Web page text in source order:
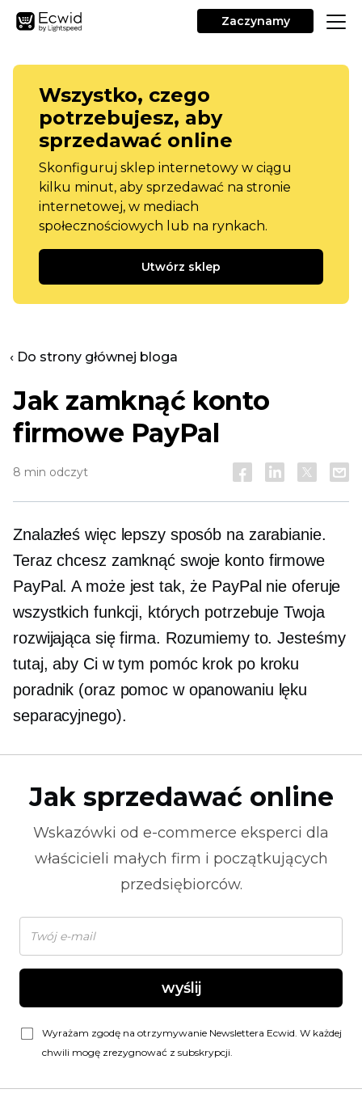
Zaczynamy
Wszystko, czego
potrzebujesz, aby
sprzedawać online
Skonfiguruj sklep internetowy w ciągu
kilku minut, aby sprzedawać na stronie
internetowej, w mediach
społecznościowych lub na rynkach.
Utwórz sklep
‹ Do strony głównej bloga
Jak zamknąć konto
firmowe PayPal
8 min odczyt
Znalazłeś więc lepszy sposób na zarabianie.
Teraz chcesz zamknąć swoje konto firmowe
PayPal. A może jest tak, że PayPal nie oferuje
wszystkich funkcji, których potrzebuje Twoja
rozwijająca się firma. Rozumiemy to. Jesteśmy
tutaj, aby Ci w tym pomóc krok po kroku
poradnik (oraz pomoc w opanowaniu lęku
separacyjnego).
Jak sprzedawać online
Wskazówki od e-commerce eksperci dla
właścicieli małych firm i początkujących
przedsiębiorców.
wyślij
Wyrażam zgodę na otrzymywanie Newslettera Ecwid. W każdej
chwili mogę zrezygnować z subskrypcji.